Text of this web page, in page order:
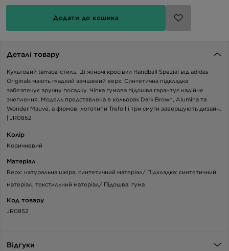
Додати до кошика
Деталі товару
Культовий terrace-стиль. Ці жіночі кросівки Handball Spezial від adidas
Originals мають гладкий замшевий верх. Синтетична підкладка
забезпечує зручну посадку. Чіпка гумова підошва гарантує надійне
зчеплення. Модель представлена в кольорах Dark Brown, Alumina та
Wonder Mauve, а фірмові логотипи Trefoil і три смуги завершують дизайн.
| JR0852
Колір
Коричневий
Матеріал
Верх: натуральна шкіра, синтетичний матеріал/ Підкладка: синтетичний
матеріал, текстильний матеріал/ Підошва: гума
Код товару
JR0852
Відгуки